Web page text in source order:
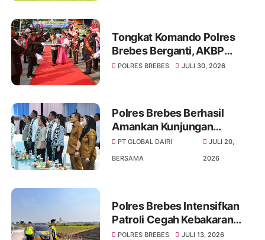
Tongkat Komando Polres
Brebes Berganti, AKBP
Muhammad Ali Akbar
POLRES BREBES JULI 30, 2026
Polres Brebes Berhasil
Amankan Kunjungan
Menteri Pertanian pada
Ground Breaking PT Global
PT GLOBAL DAIRI
BERSAMA
JULI 20,
2026
Polres Brebes Intensifkan
Patroli Cegah Kebakaran
Lahan di Tol Brebes Barat,
POLRES BREBES JULI 13, 2026